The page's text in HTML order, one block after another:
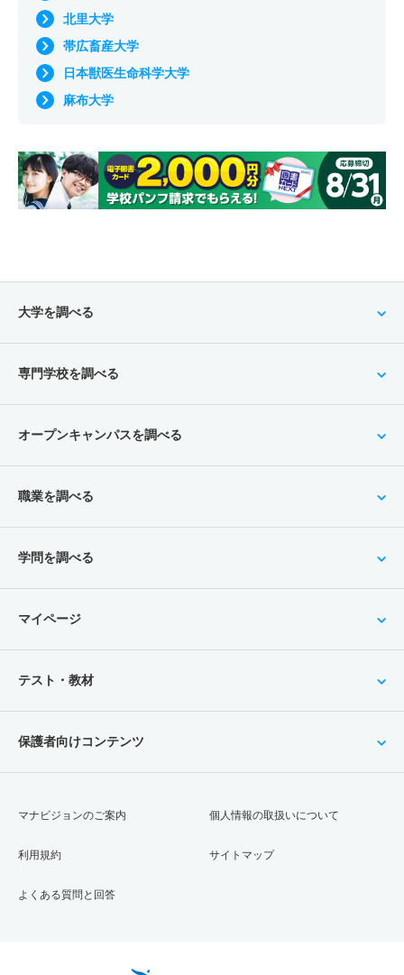
北里大学
帯広畜産大学
日本獣医生命科学大学
麻布大学
大学を調べる
専門学校を調べる
オープンキャンパスを調べる
職業を調べる
学問を調べる
マイページ
テスト・教材
保護者向けコンテンツ
マナビジョンのご案内
利用規約
よくある質問と回答
個人情報の取扱いについて
サイトマップ